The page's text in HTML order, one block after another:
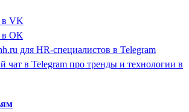
в VK
в ОК
для HR-специалистов в Telegram
чат в Telegram про тренды и технологии в